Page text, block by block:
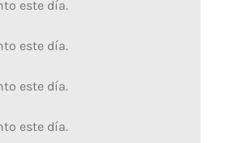
este día.
este día.
este día.
este día.